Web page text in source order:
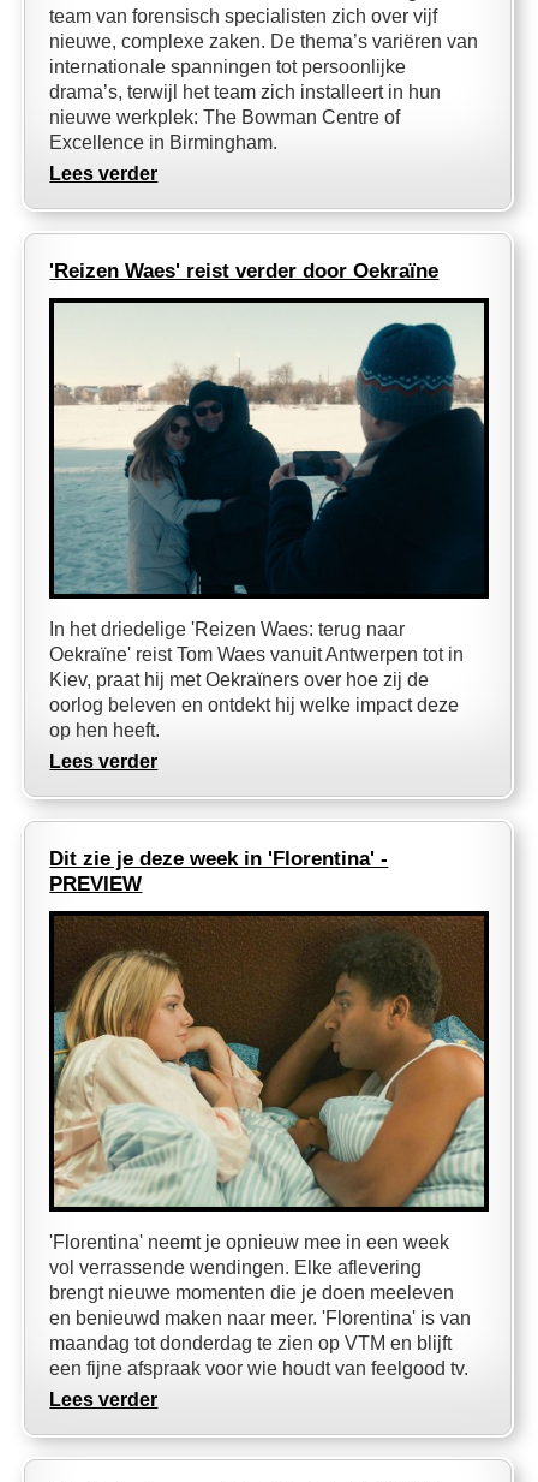
team van forensisch specialisten zich over vijf
nieuwe, complexe zaken. De thema’s variëren van
internationale spanningen tot persoonlijke
drama’s, terwijl het team zich installeert in hun
nieuwe werkplek: The Bowman Centre of
Excellence in Birmingham.
Lees verder
'Reizen Waes' reist verder door Oekraïne
In het driedelige 'Reizen Waes: terug naar
Oekraïne' reist Tom Waes vanuit Antwerpen tot in
Kiev, praat hij met Oekraïners over hoe zij de
oorlog beleven en ontdekt hij welke impact deze
op hen heeft.
Lees verder
Dit zie je deze week in 'Florentina' -
PREVIEW
'Florentina' neemt je opnieuw mee in een week
vol verrassende wendingen. Elke aflevering
brengt nieuwe momenten die je doen meeleven
en benieuwd maken naar meer. 'Florentina' is van
maandag tot donderdag te zien op VTM en blijft
een fijne afspraak voor wie houdt van feelgood tv.
Lees verder